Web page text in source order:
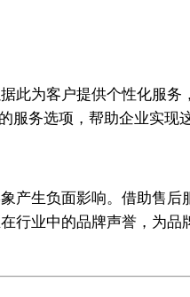
为客户提供个性化服务
务选项，帮助企业实现
产生负面影响。借助售后
行业中的品牌声誉，为品